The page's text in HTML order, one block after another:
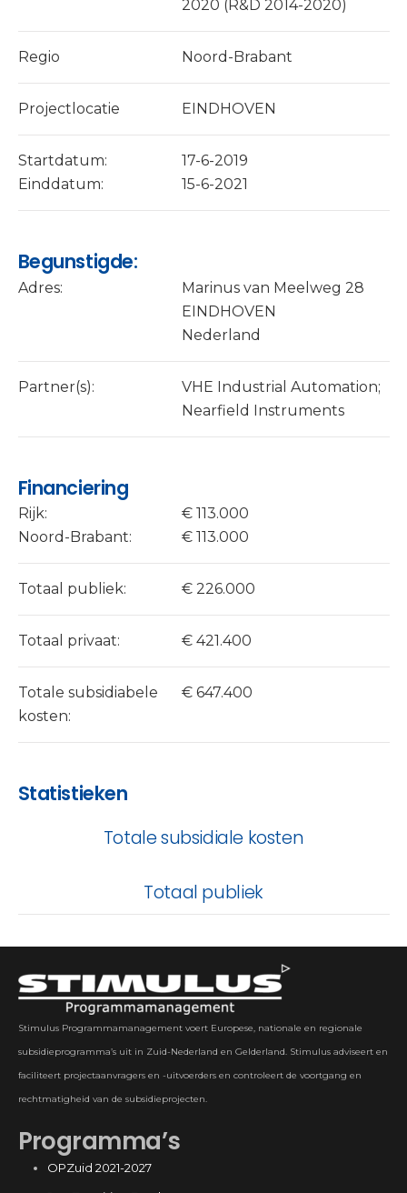
2020 (R&D 2014-2020)
Regio Noord-Brabant
Projectlocatie EINDHOVEN
Startdatum:
17-6-2019
Einddatum:
15-6-2021
Begunstigde:
Adres:
Marinus van Meelweg 28
EINDHOVEN
Nederland
Partner(s):
VHE Industrial Automation;
Nearfield Instruments
Financiering
Rijk:
€ 113.000
Noord-Brabant:
€ 113.000
Totaal publiek: € 226.000
Totaal privaat: € 421.400
Totale subsidiabele
kosten:
€ 647.400
Statistieken
Totale subsidiale kosten
Totaal publiek
Stimulus Programmamanagement voert Europese, nationale en regionale
subsidieprogramma’s uit in Zuid-Nederland en Gelderland. Stimulus adviseert en
faciliteert projectaanvragers en -uitvoerders en controleert de voortgang en
rechtmatigheid van de subsidieprojecten.
Programma’s
OPZuid 2021-2027